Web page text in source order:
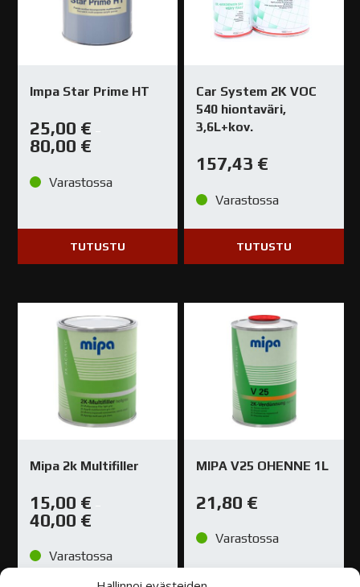
Impa Star Prime HT
25,00 €
80,00 €
Varastossa
TUTUSTU
Car System 2K VOC
540 hiontaväri,
3,6L+kov.
157,43 €
Varastossa
TUTUSTU
Mipa 2k Multifiller
15,00 €
40,00 €
Varastossa
MIPA V25 OHENNE 1L
21,80 €
Varastossa